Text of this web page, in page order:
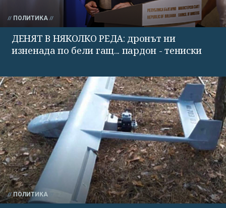
ПОЛИТИКА
ДЕНЯТ В НЯКОЛКО РЕДА: дронът ни
изненада по бели гащ... пардон - тениски
ПОЛИТИКА